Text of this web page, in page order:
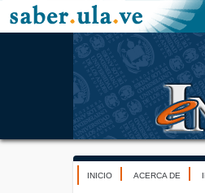
INICIO ACERCA DE